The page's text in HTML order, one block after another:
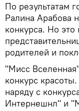
По результатам
Ралина Арабова
конкурса. Но это
родителей и
"Мисс
конкурс
наряду с
Интернешнл" и